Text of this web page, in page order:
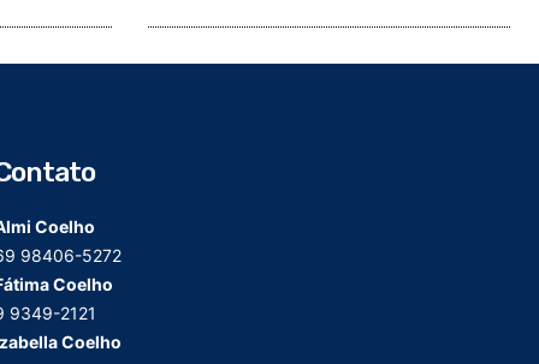
Coelho
98406-5272
Coelho
9349-2121
Coelho